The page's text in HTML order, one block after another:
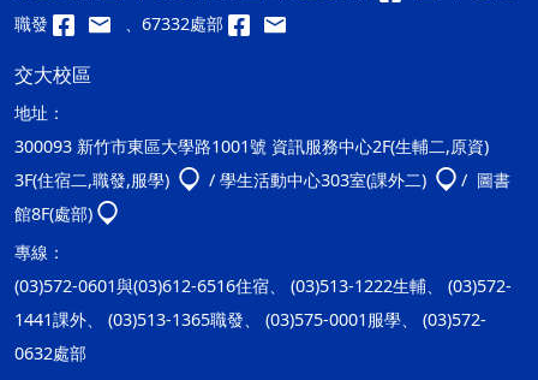
職發
、67332處部
交大校區
地址：
300093 新竹市東區大學路1001號 資訊服務中心2F(生輔二,原資)
3F(住宿二,職發,服學)
/ 學生活動中心303室(課外二)
/ 圖書
館8F(處部)
專線：
(03)572-0601與(03)612-6516住宿、 (03)513-1222生輔、 (03)572-
1441課外、 (03)513-1365職發、 (03)575-0001服學、 (03)572-
0632處部